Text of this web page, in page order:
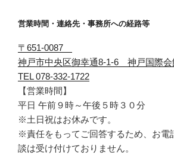
営業時間・連絡先・事務所への経路等
〒651-0087
神戸市中央区御幸通8-1-6 神戸国際会
TEL 078-332-1722
【営業時間】
平日 午前９時～午後５時３０分
※土日祝はお休みです。
※責任をもってご回答するため、お電
談は受け付けておりません。